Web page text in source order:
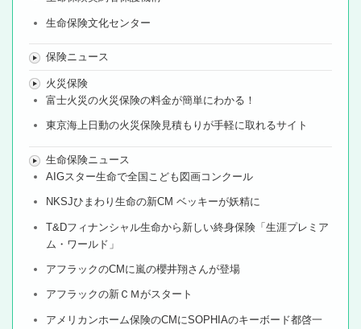
生命保険文化センター
保険ニュース
火災保険
富士火災の火災保険の料金が簡単にわかる！
東京海上日動の火災保険見積もりが手軽に取れるサイト
生命保険ニュース
AIGスター生命で全国こども図画コンクール
NKSJひまわり生命の新CM ベッキーが妖精に
T&Dフィナンシャル生命から新しい終身保険「生涯プレミア
ム・ワールド」
アフラックのCMに嵐の櫻井翔さんが登場
アフラックの新ＣＭがスタート
アメリカンホーム保険のCMにSOPHIAのキーボード都啓一